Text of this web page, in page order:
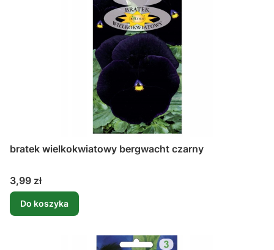
bratek wielkokwiatowy bergwacht czarny
Cena
3,99 zł
Do koszyka